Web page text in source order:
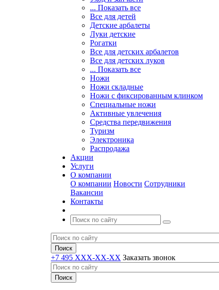
... Показать все
Все для детей
Детские арбалеты
Луки детские
Рогатки
Все для детских арбалетов
Все для детских луков
... Показать все
Ножи
Ножи складные
Ножи с фиксированным клинком
Специальные ножи
Активные увлечения
Средства передвижения
Туризм
Электроника
Распродажа
Акции
Услуги
О компании
О компании Новости Сотрудники
Вакансии
Контакты
+7 495 XXX-XX-XX Заказать звонок